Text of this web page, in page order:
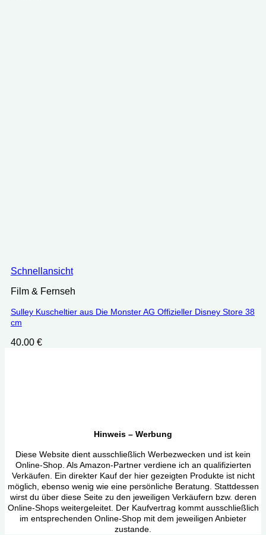
Schnellansicht
Film & Fernseh
Sulley Kuscheltier aus Die Monster AG Offizieller Disney Store 38
cm
40.00 €
Hinweis – Werbung
Diese Website dient ausschließlich Werbezwecken und ist kein
Online-Shop. Als Amazon-Partner verdiene ich an qualifizierten
Verkäufen. Ein direkter Kauf der hier gezeigten Produkte ist nicht
möglich, ebenso wenig wie eine persönliche Beratung. Stattdessen
wirst du über diese Seite zu den jeweiligen Verkäufern bzw. deren
Online-Shops weitergeleitet. Der Kaufvertrag kommt ausschließlich
im entsprechenden Online-Shop mit dem jeweiligen Anbieter
zustande.